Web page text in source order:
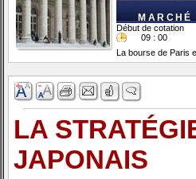
MARCHÉ
Début de cotation
09 : 00
La bourse de Paris
LA
JAPONAIS